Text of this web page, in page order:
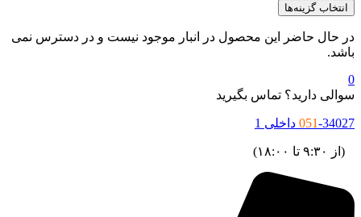
انتخاب گزینه‌ها
حال حاضر این محصول در انبار موجود نیست و در دسترس نمی
دارید؟ تماس بگیرید
051داخلی 1
۹:۳۰ تا ۱۸:۰۰)